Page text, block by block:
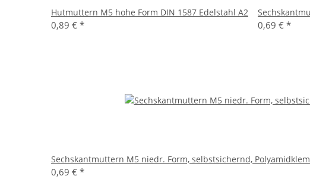
Hutmuttern M5 hohe Form DIN 1587 Edelstahl A2
0,89 € * 0,69 € *
Sechskantmuttern M5 niedr. Form, selbstsichernd,
0,69 € *